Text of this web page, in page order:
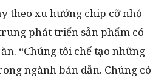
theo xu hướng chip cỡ nhỏ
phát triển sản phẩm có
“Chúng tôi chế tạo những
ngành bán dẫn. Chúng có